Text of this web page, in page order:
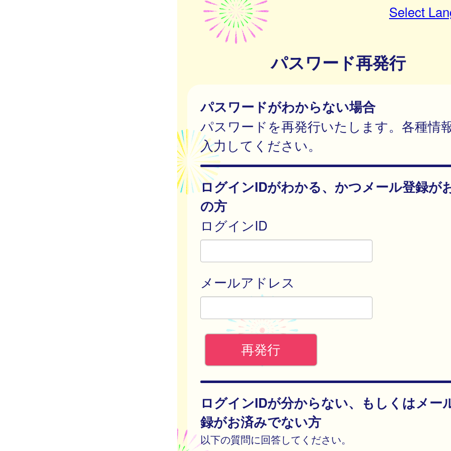
Select
パスワード再発行
パスワードがわからない場合
パスワードを再発行いたします。各種情
入力してください。
ログインIDがわかる、かつメール登録が
の方
ログインID
メールアドレス
ログインIDが分からない、もしくはメー
録がお済みでない方
以下の質問に回答してください。